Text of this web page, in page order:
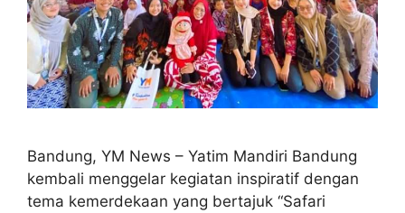
Bandung, YM News – Yatim Mandiri Bandung
kembali menggelar kegiatan inspiratif dengan
tema kemerdekaan yang bertajuk “Safari